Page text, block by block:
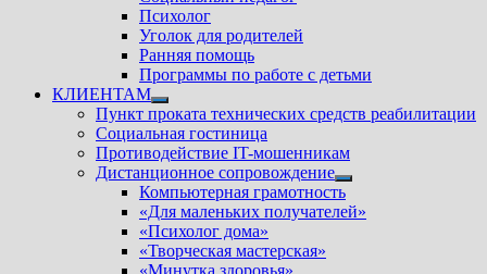
Психолог
Уголок для родителей
Ранняя помощь
Программы по работе с детьми
КЛИЕНТАМ
Показать
подменю
Пункт проката технических средств реабилитации
Социальная гостиница
Противодействие IT-мошенникам
Дистанционное сопровождение
Показать
подменю
Компьютерная грамотность
«Для маленьких получателей»
«Психолог дома»
«Творческая мастерская»
«Минутка здоровья»